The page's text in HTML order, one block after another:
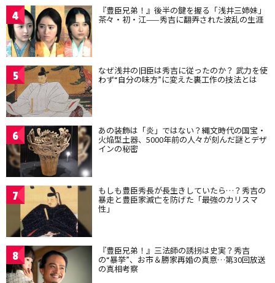
4 『豊臣兄弟！』後半の鍵を握る「浅井三姉妹」
茶々・初・江——秀吉に翻弄された波乱の生涯
5 なぜ浅井の旧臣は秀吉に従ったのか？ 武力を使
わず“自分の味方”に変えた裏工作の技法とは
6 あの装飾は「炎」ではない？縄文時代の国宝・
火焔型土器、5000年前の人々が刻んだ謎とデザ
インの秘密
7 もしも豊臣秀長が長生きしていたら…？秀吉の
暴走と豊臣家滅亡を防げた「最強のカリスマ
性」
8 『豊臣兄弟！』三法師の誘拐は史実？秀吉
の“暴挙”、お市＆勝家再婚の真意…第30回放送
の真相考察